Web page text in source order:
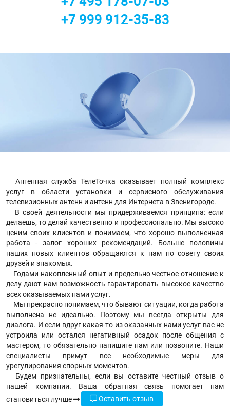
+7 999 912-35-83
Антенная служба ТелеТочка оказывает полный комплекс
услуг в области установки и сервисного обслуживания
телевизионных антенн и антенн для Интернета в Звенигороде.
В своей деятельности мы придерживаемся принципа: если
делаешь, то делай качественно и профессионально. Мы высоко
ценим своих клиентов и понимаем, что хорошо выполненная
работа - залог хороших рекомендаций. Больше половины
наших новых клиентов обращаются к нам по совету своих
друзей и знакомых.
Годами накопленный опыт и предельно честное отношение к
делу дают нам возможность гарантировать высокое качество
всех оказываемых нами услуг.
Мы прекрасно понимаем, что бывают ситуации, когда работа
выполнена не идеально. Поэтому мы всегда открыты для
диалога. И если вдруг какая-то из оказанных нами услуг вас не
устроила или остался негативный осадок после общения с
мастером, то обязательно напишите нам или позвоните. Наши
специалисты примут все необходимые меры для
урегулирования спорных моментов.
Будем признательны, если вы оставите честный отзыв о
нашей компании. Ваша обратная связь помогает нам
становиться лучше
Оставить отзыв